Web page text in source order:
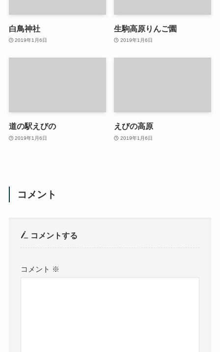
白鳥神社
2019年1月6日
生駒高原りんご園
2019年1月6日
道の駅えびの
2019年1月6日
えびの高原
2019年1月6日
コメント
コメントする
コメント ※